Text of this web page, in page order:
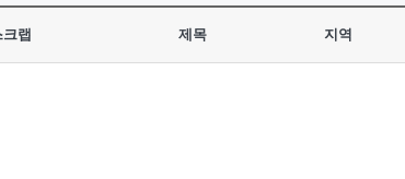
크랩 제목 지역